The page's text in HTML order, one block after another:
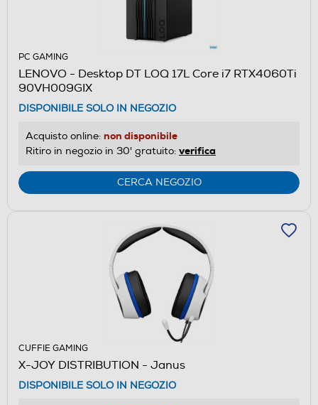
PC GAMING
LENOVO - Desktop DT LOQ 17L Core i7 RTX4060Ti
90VH009GIX
DISPONIBILE SOLO IN NEGOZIO
Acquisto online: non disponibile
Ritiro in negozio in 30' gratuito: verifica
CERCA NEGOZIO
CUFFIE GAMING
X-JOY DISTRIBUTION - Janus
DISPONIBILE SOLO IN NEGOZIO